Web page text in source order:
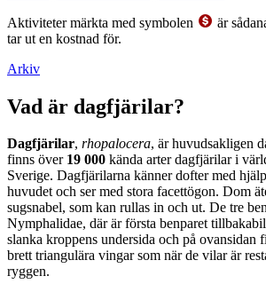
Aktiviteter märkta med symbolen
är
tar ut en kostnad för.
Arkiv
Vad är dagfjärilar?
Dagfjärilar, rhopalocera, är huvudsakligen
finns över 19 000 kända arter dagfjärilar i
Sverige. Dagfjärilarna känner dofter med
huvudet och ser med stora facettögon. Dom
sugsnabel, som kan rullas in och ut. De tre
Nymphalidae, där är första benparet
slanka kroppens undersida och på ovansidan
brett triangulära vingar som när de vilar är
ryggen.